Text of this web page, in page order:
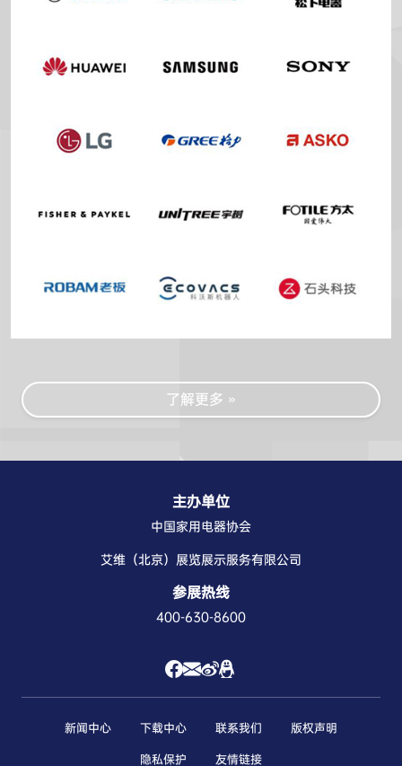
了解更多 »
主办单位
中国家用电器协会
艾维（北京）展览展示服务有限公司
参展热线
400-630-8600
新闻中心 下载中心 联系我们 版权声明
隐私保护 友情链接